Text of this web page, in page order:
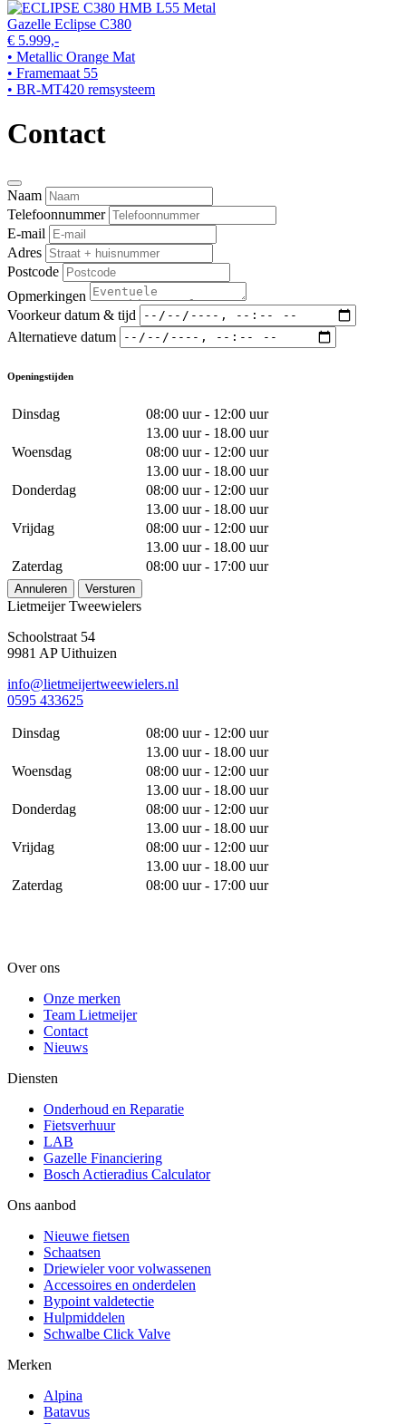
Gazelle Eclipse C380
€ 5.999,-
• Metallic Orange Mat
• Framemaat 55
• BR-MT420 remsysteem
Contact
Naam
Telefoonnummer
E-mail
Adres
Postcode
Opmerkingen
Voorkeur datum & tijd
Alternatieve datum
Openingstijden
Dinsdag
08:00 uur - 12:00 uur
13.00 uur - 18.00 uur
Woensdag
08:00 uur - 12:00 uur
13.00 uur - 18.00 uur
Donderdag
08:00 uur - 12:00 uur
13.00 uur - 18.00 uur
Vrijdag
08:00 uur - 12:00 uur
13.00 uur - 18.00 uur
Zaterdag
08:00 uur - 17:00 uur
Annuleren Versturen
Lietmeijer Tweewielers
Schoolstraat 54
9981 AP Uithuizen
info@lietmeijertweewielers.nl
0595 433625
Dinsdag
08:00 uur - 12:00 uur
13.00 uur - 18.00 uur
Woensdag
08:00 uur - 12:00 uur
13.00 uur - 18.00 uur
Donderdag
08:00 uur - 12:00 uur
13.00 uur - 18.00 uur
Vrijdag
08:00 uur - 12:00 uur
13.00 uur - 18.00 uur
Zaterdag
08:00 uur - 17:00 uur
Over ons
Onze merken
Team Lietmeijer
Contact
Nieuws
Diensten
Onderhoud en Reparatie
Fietsverhuur
LAB
Gazelle Financiering
Bosch Actieradius Calculator
Ons aanbod
Nieuwe fietsen
Schaatsen
Driewieler voor volwassenen
Accessoires en onderdelen
Bypoint valdetectie
Hulpmiddelen
Schwalbe Click Valve
Merken
Alpina
Batavus